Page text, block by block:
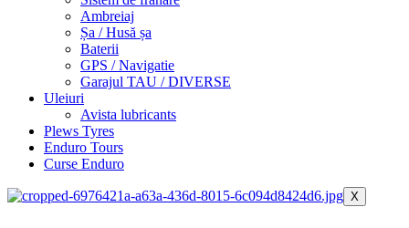
Ambreiaj
Șa / Husă șa
Baterii
GPS / Navigatie
Garajul TAU / DIVERSE
Uleiuri
Avista lubricants
Plews Tyres
Enduro Tours
Curse Enduro
X